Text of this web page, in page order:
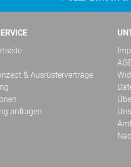
& Ausrüsterverträge
anfragen